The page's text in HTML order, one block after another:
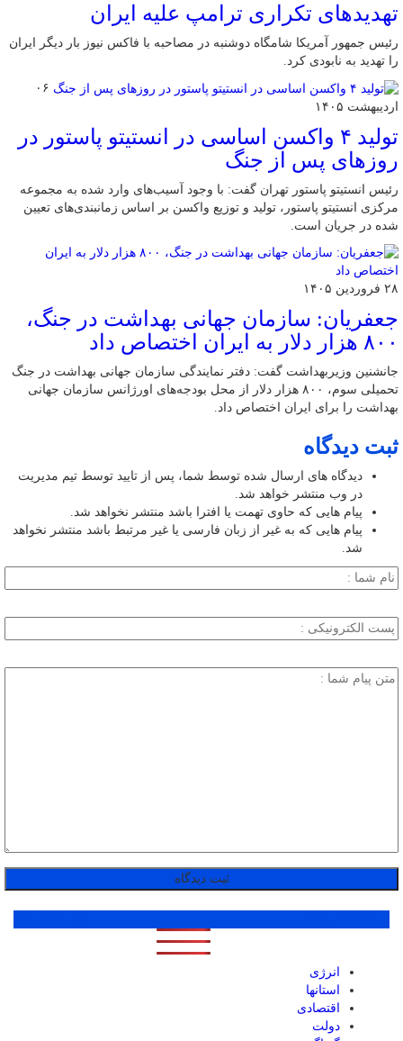
تهدیدهای تکراری ترامپ علیه ایران
رئیس جمهور آمریکا شامگاه دوشنبه در مصاحبه با فاکس نیوز بار دیگر ایران
را تهدید به نابودی کرد.
۰۶
اردیبهشت ۱۴۰۵
تولید ۴ واکسن اساسی در انستیتو پاستور در
روزهای پس از جنگ
رئیس انستیتو پاستور تهران گفت: با وجود آسیب‌های وارد شده به مجموعه
مرکزی انستیتو پاستور، تولید و توزیع واکسن بر اساس زمانبندی‌های تعیین
شده در جریان است.
۲۸ فروردین ۱۴۰۵
جعفریان: سازمان جهانی بهداشت در جنگ،
۸۰۰ هزار دلار به ایران اختصاص داد
جانشنین وزیربهداشت گفت: دفتر نمایندگی سازمان جهانی بهداشت در جنگ
تحمیلی سوم، ۸۰۰ هزار دلار از محل بودجه‌های اورژانس سازمان جهانی
بهداشت را برای ایران اختصاص داد.
ثبت دیدگاه
دیدگاه های ارسال شده توسط شما، پس از تایید توسط تیم مدیریت
در وب منتشر خواهد شد.
پیام هایی که حاوی تهمت یا افترا باشد منتشر نخواهد شد.
پیام هایی که به غیر از زبان فارسی یا غیر مرتبط باشد منتشر نخواهد
شد.
انرژی
استانها
اقتصادی
دولت